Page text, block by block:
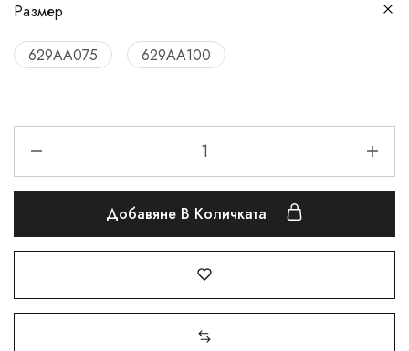
Размер
629АА075 629АА100
Добавяне В Количката